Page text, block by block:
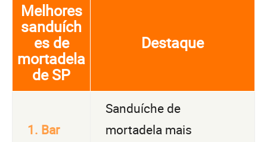
Melhores
sanduích
es de
mortadela
de SP
Destaque
1. Bar
Sanduíche de
mortadela mais